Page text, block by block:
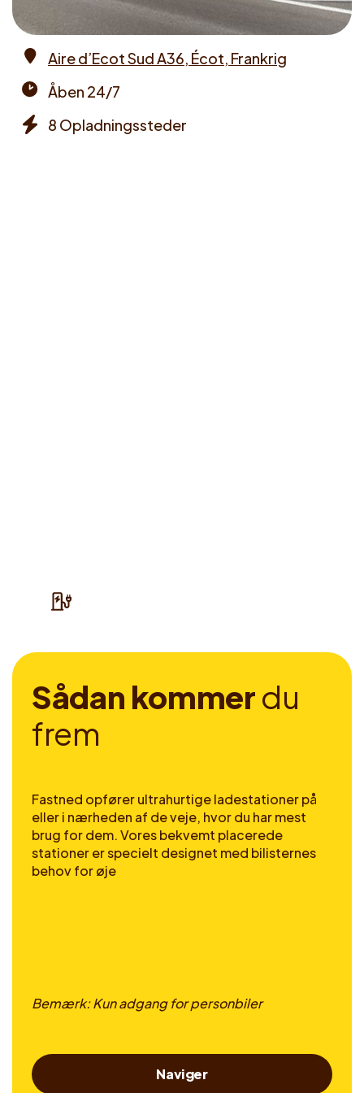
Aire d’Ecot Sud A36, Écot, Frankrig
times
Åben 24/7
8 Opladningssteder
Sådan kommerdu
frem
Fastned opfører ultrahurtige ladestationer på
eller i nærheden af de veje, hvor du har mest
brug for dem. Vores bekvemt placerede
stationer er specielt designet med bilisternes
behov for øje
Bemærk: Kun adgang for personbiler
Naviger